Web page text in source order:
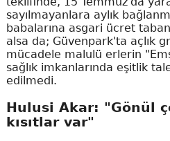
sayılmayanlara aylık
babalarına asgari ücret
alsa da; Güvenpark'ta açlık
mücadele malulü erlerin
sağlık imkanlarında eşitlik
edilmedi.
Hulusi Akar: "Gönül
kısıtlar var"